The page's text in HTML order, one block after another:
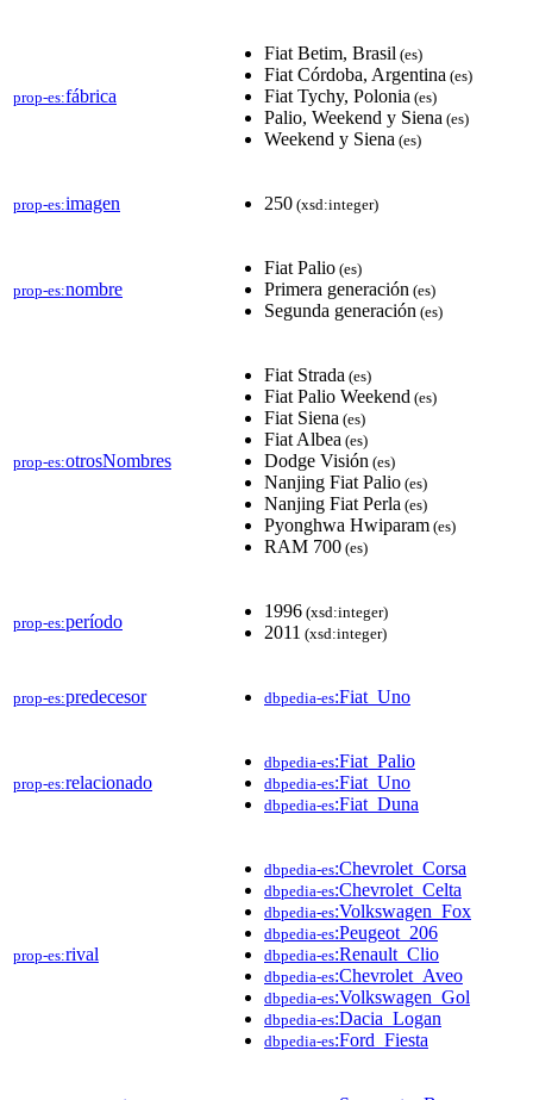
prop-es:fábrica
Fiat Betim, Brasil (es)
Fiat Córdoba, Argentina (es)
Fiat Tychy, Polonia (es)
Palio, Weekend y Siena (es)
Weekend y Siena (es)
prop-es:imagen 250 (xsd:integer)
prop-es:nombre
Fiat Palio (es)
Primera generación (es)
Segunda generación (es)
prop-es:otrosNombres
Fiat Strada (es)
Fiat Palio Weekend (es)
Fiat Siena (es)
Fiat Albea (es)
Dodge Visión (es)
Nanjing Fiat Palio (es)
Nanjing Fiat Perla (es)
Pyonghwa Hwiparam (es)
RAM 700 (es)
prop-es:período
1996 (xsd:integer)
2011 (xsd:integer)
prop-es:predecesor dbpedia-es:Fiat_Uno
prop-es:relacionado
dbpedia-es:Fiat_Palio
dbpedia-es:Fiat_Uno
dbpedia-es:Fiat_Duna
prop-es:rival
dbpedia-es:Chevrolet_Corsa
dbpedia-es:Chevrolet_Celta
dbpedia-es:Volkswagen_Fox
dbpedia-es:Peugeot_206
dbpedia-es:Renault_Clio
dbpedia-es:Chevrolet_Aveo
dbpedia-es:Volkswagen_Gol
dbpedia-es:Dacia_Logan
dbpedia-es:Ford_Fiesta